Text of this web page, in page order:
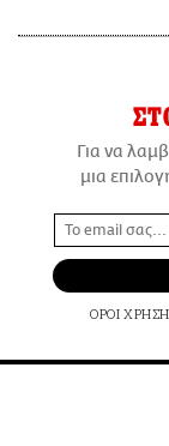
Για να
μια
ΟΡΟΙ